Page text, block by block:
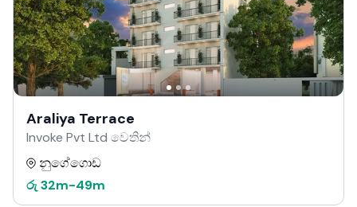
Araliya Terrace
Invoke Pvt Ltd වෙතින්
නුගේගොඩ
රු 32m-49m